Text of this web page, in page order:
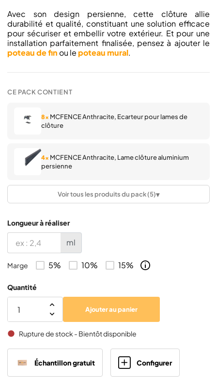
Avec son design persienne, cette clôture allie
durabilité et qualité, constituant une solution efficace
pour sécuriser et embellir votre extérieur. Et pour une
installation parfaitement finalisée, pensez à ajouter le
poteau de fin ou lepoteau mural.
CE PACK CONTIENT
8× MCFENCE Anthracite, Ecarteur pour lames de
clôture
4× MCFENCE Anthracite, Lame clôture aluminium
persienne
MCFENCE Anthracite, Poteau clôture multiangle [H
MCFENCE Anthracite, Embout de finition pour
poteau de clôture
Voir tous les produits du pack (5)▾
Longueur à réaliser
ml
Marge 5% 10% 15%
Quantité
Ajouter au panier
brightness_1 Rupture de stock - Bientôt disponible
Échantillon gratuit Configurer